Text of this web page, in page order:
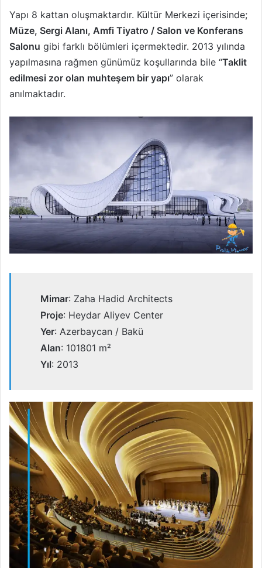
Yapı 8 kattan oluşmaktardır. Kültür Merkezi içerisinde;
Müze, Sergi Alanı, Amfi Tiyatro / Salon ve Konferans
Salonu gibi farklı bölümleri içermektedir. 2013 yılında
yapılmasına rağmen günümüz koşullarında bile “Taklit
edilmesi zor olan muhteşem bir yapı” olarak
anılmaktadır.
Mimar: Zaha Hadid Architects
Proje: Heydar Aliyev Center
Yer: Azerbaycan / Bakü
Alan: 101801 m²
Yıl: 2013